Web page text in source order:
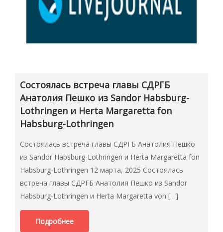
Состоялась встреча главы СДРГБ
Анатолия Пешко из Sandor Habsburg-
Lothringen и Herta Margaretta fon
Habsburg-Lothringen
Состоялась встреча главы СДРГБ Анатолия Пешко
из Sandor Habsburg-Lothringen и Herta Margaretta fon
Habsburg-Lothringen 12 марта, 2025 Состоялась
встреча главы СДРГБ Анатолия Пешко из Sandor
Habsburg-Lothringen и Herta Margaretta von […]
Подробнее